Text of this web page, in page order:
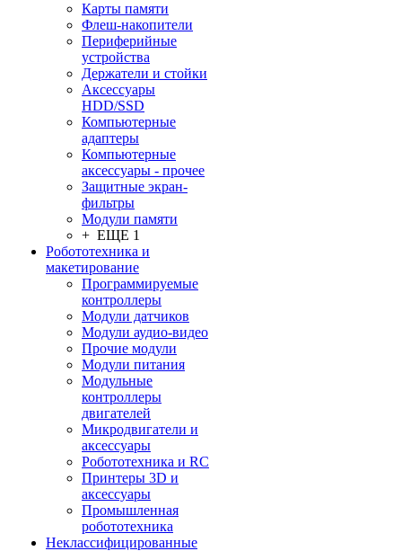
Карты памяти
Флеш-накопители
Периферийные
устройства
Держатели и стойки
Аксессуары
HDD/SSD
Компьютерные
адаптеры
Компьютерные
аксессуары - прочее
Защитные экран-
фильтры
Модули памяти
+ ЕЩЕ 1
Робототехника и
макетирование
Программируемые
контроллеры
Модули датчиков
Модули аудио-видео
Прочие модули
Модули питания
Модульные
контроллеры
двигателей
Микродвигатели и
аксессуары
Робототехника и RC
Принтеры 3D и
аксессуары
Промышленная
робототехника
Неклассифицированные